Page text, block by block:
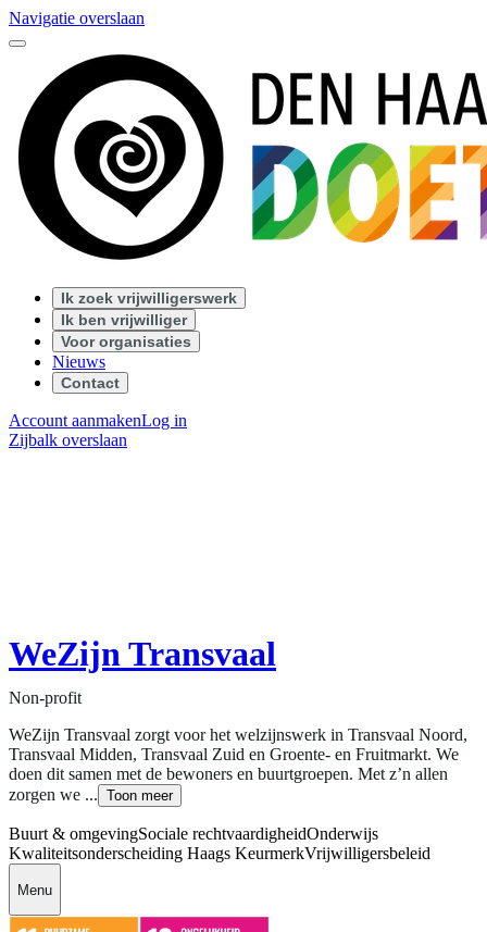
Navigatie overslaan
Ik zoek vrijwilligerswerk
Ik ben vrijwilliger
Voor organisaties
Nieuws
Contact
Account aanmakenLog in
Zijbalk overslaan
WeZijn Transvaal
Non-profit
WeZijn Transvaal zorgt voor het welzijnswerk in Transvaal Noord,
Transvaal Midden, Transvaal Zuid en Groente- en Fruitmarkt. We
doen dit samen met de bewoners en buurtgroepen. Met z’n allen
zorgen we ... Toon meer
Buurt & omgevingSociale rechtvaardigheidOnderwijs
Kwaliteitsonderscheiding Haags KeurmerkVrijwilligersbeleid
Menu